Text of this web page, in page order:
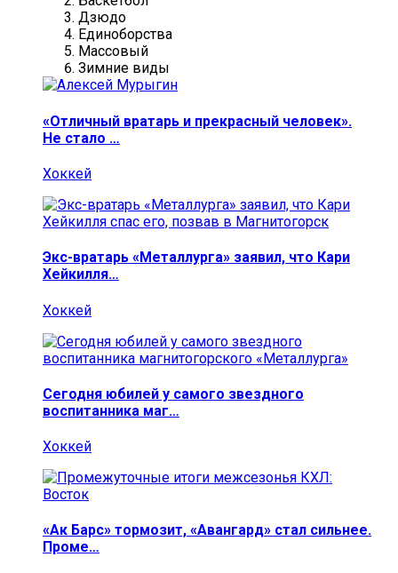
Дзюдо
Единоборства
Массовый
Зимние виды
«Отличный вратарь и прекрасный человек».
Не стало …
Хоккей
Экс-вратарь «Металлурга» заявил, что Кари
Хейкилля…
Хоккей
Сегодня юбилей у самого звездного
воспитанника маг…
Хоккей
«Ак Барс» тормозит, «Авангард» стал сильнее.
Проме…